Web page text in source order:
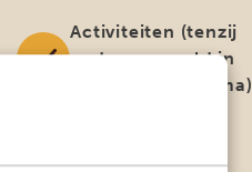
Activiteiten (tenzij
anders vermeld in
het reisprogramma)
EXCLUSIEF